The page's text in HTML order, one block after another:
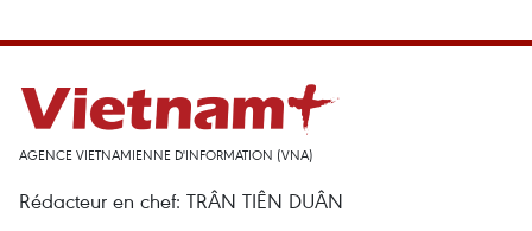
AGENCE VIETNAMIENNE D'INFORMATION (VNA)
Rédacteur en chef: TRÂN TIÊN DUÂN